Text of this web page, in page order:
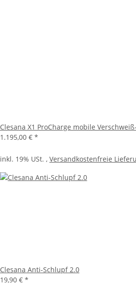
Clesana X1 ProCharge mobile
1.195,00 € *
inkl. 19% USt. , Versandkostenfreie
Clesana Anti-Schlupf 2.0
19,90 € *